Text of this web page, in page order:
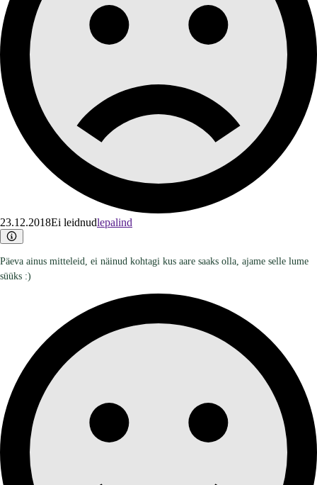
23.12.2018Ei leidnudlepalind
Päeva ainus mitteleid, ei näinud kohtagi kus aare saaks olla, ajame selle lume
süüks :)